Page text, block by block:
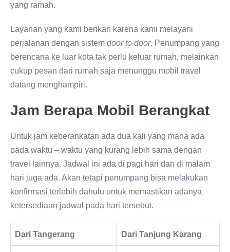
yang ramah.
Layanan yang kami berikan karena kami melayani
perjalanan dengan sistem door to door. Penumpang yang
berencana ke luar kota tak perlu keluar rumah, melainkan
cukup pesan dari rumah saja menunggu mobil travel
datang menghampiri.
Jam Berapa Mobil Berangkat
Untuk jam keberankatan ada dua kali yang mana ada
pada waktu – waktu yang kurang lebih sama dengan
travel lainnya. Jadwal ini ada di pagi hari dan di malam
hari juga ada. Akan tetapi penumpang bisa melakukan
konfirmasi terlebih dahulu untuk memastikan adanya
ketersediaan jadwal pada hari tersebut.
Dari Tangerang Dari Tanjung Karang